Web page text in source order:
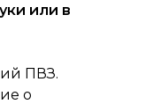
или в
ПВЗ.
о